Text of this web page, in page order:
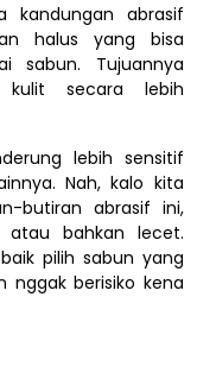
kandungan abrasif
halus yang bisa
sabun. Tujuannya
kulit secara lebih
lebih sensitif
Nah, kalo kita
butiran abrasif ini,
atau bahkan lecet.
pilih sabun yang
nggak berisiko kena